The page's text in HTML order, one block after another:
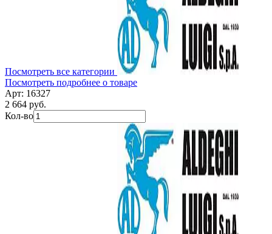
Посмотреть все категории
Посмотреть подробнее о товаре
Арт: 16327
2 664 руб.
Кол-во